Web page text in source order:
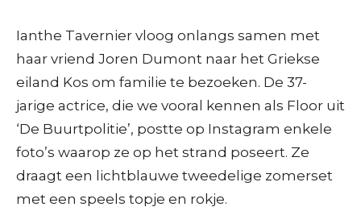
Ianthe Tavernier vloog onlangs samen met
haar vriend Joren Dumont naar het Griekse
eiland Kos om familie te bezoeken. De 37-
jarige actrice, die we vooral kennen als Floor uit
‘De Buurtpolitie’, postte op Instagram enkele
foto’s waarop ze op het strand poseert. Ze
draagt een lichtblauwe tweedelige zomerset
met een speels topje en rokje.